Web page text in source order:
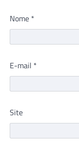
Nome *
E-mail *
Site